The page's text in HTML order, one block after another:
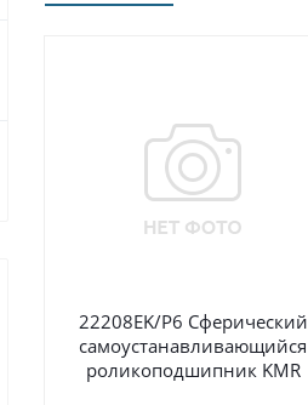
22208EK/P6 Сферический
самоустанавливающийся
роликоподшипник KMR